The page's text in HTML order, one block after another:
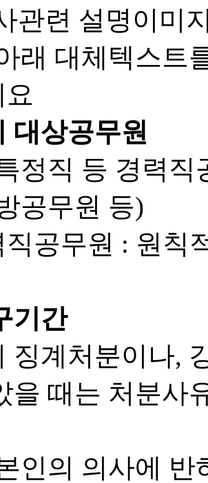
대상공무원
정직 등 경력
공무원 등)
공무원 : 원칙
기간
징계처분이나,
을 때는 처분사
인의 의사에